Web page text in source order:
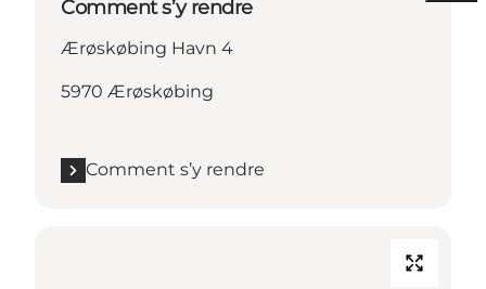
Comment s’y rendre
Ærøskøbing Havn 4
5970 Ærøskøbing
Comment s’y rendre